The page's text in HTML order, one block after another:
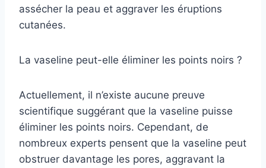
assécher la peau et aggraver les éruptions
cutanées.
La vaseline peut-elle éliminer les points noirs ?
Actuellement, il n’existe aucune preuve
scientifique suggérant que la vaseline puisse
éliminer les points noirs. Cependant, de
nombreux experts pensent que la vaseline peut
obstruer davantage les pores, aggravant la